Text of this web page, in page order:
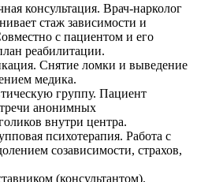
консультация. Врач-нарколог
стаж зависимости и
с пациентом и его
реабилитации.
Снятие ломки и выведение
медика.
группу. Пациент
анонимных
внутри центра.
психотерапия. Работа с
созависимости, страхов,
(консультантом).